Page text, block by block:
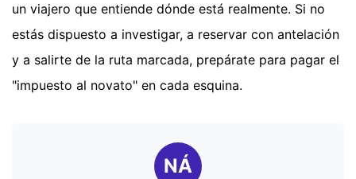
un viajero que entiende dónde está realmente. Si no
estás dispuesto a investigar, a reservar con antelación
y a salirte de la ruta marcada, prepárate para pagar el
"impuesto al novato" en cada esquina.
NÁ